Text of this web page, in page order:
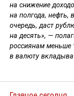
на снижение
на полгода, нефть,
очередь, даст
на десять», —
россиянам меньше
в валюту